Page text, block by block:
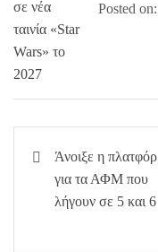
Posted
Πλοήγηση
άρθρων
Άνοιξε η
για τα ΑΦΜ που
λήγουν σε 5 και 6